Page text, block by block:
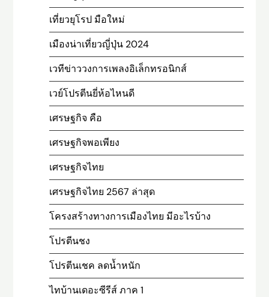
เที่ยวยุโรป มือใหม่
เมืองน่าเที่ยวญี่ปุ่น 2024
เวทีข่าววงการเพลงอิเล็กทรอนิกส์
เวย์โปรตีนยี่ห้อไหนดี
เศรษฐกิจ คือ
เศรษฐกิจพอเพียง
เศรษฐกิจไทย
เศรษฐกิจไทย 2567 ล่าสุด
โครงสร้างทางการเมืองไทย มีอะไรบ้าง
โปรตีนชง
โปรตีนเชค ลดน้ำหนัก
ไทบ้านเดอะซีรีส์ ภาค 1